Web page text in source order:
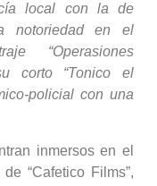
local con la de
notoriedad en el
“Operasiones
corto “Tonico el
policial con una
inmersos en el
“Cafetico Films”,